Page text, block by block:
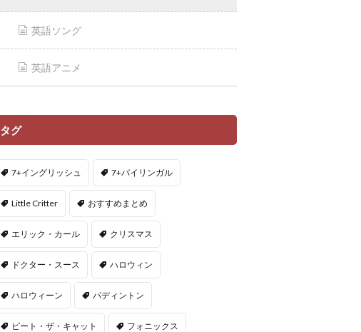
英語ソング
英語アニメ
タグ
7+イングリッシュ 7+バイリンガル
Little Critter おすすめまとめ
エリック・カール クリスマス
ドクター・スース ハロウィン
ハロウィーン パディントン
ピート・ザ・キャット フォニックス